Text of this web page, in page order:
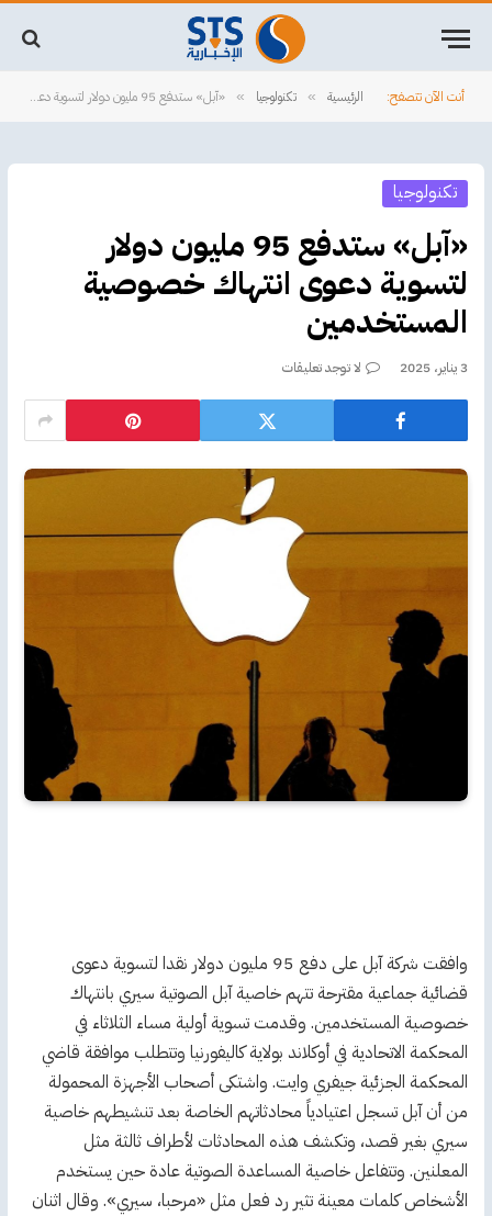
أنت الآن تتصفح: الرئيسية » تكنولوجيا » «آبل» ستدفع 95 مليون دولار لتسوية دعوى انتهاك خصوصية المستخدمين
تكنولوجيا
«آبل» ستدفع 95 مليون دولار
لتسوية دعوى انتهاك خصوصية
المستخدمين
3 يناير، 2025 لا توجد تعليقات
وافقت شركة آبل على دفع 95 مليون دولار نقدا لتسوية دعوى
قضائية جماعية مقترحة تتهم خاصية آبل الصوتية سيري بانتهاك
خصوصية المستخدمين. وقدمت تسوية أولية مساء الثلاثاء في
المحكمة الاتحادية في أوكلاند بولاية كاليفورنيا وتتطلب موافقة قاضي
المحكمة الجزئية جيفري وايت. واشتكى أصحاب الأجهزة المحمولة
من أن آبل تسجل اعتيادياً محادثاتهم الخاصة بعد تنشيطهم خاصية
سيري بغير قصد، وتكشف هذه المحادثات لأطراف ثالثة مثل
المعلنين. وتتفاعل خاصية المساعدة الصوتية عادة حين يستخدم
الأشخاص كلمات معينة تثير رد فعل مثل «مرحبا، سيري». وقال اثنان